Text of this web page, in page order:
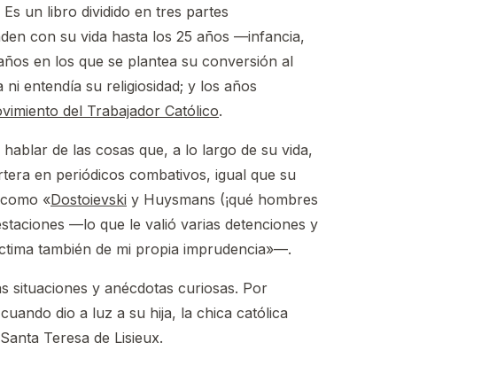
un libro dividido en tres partes
con su vida hasta los 25 años —infancia,
en los que se plantea su conversión al
entendía su religiosidad; y los años
del Trabajador Católico.
de las cosas que, a lo largo de su vida,
en periódicos combativos, igual que su
«Dostoievski y Huysmans (¡qué hombres
—lo que le valió varias detenciones y
también de mi propia imprudencia»—.
situaciones y anécdotas curiosas. Por
dio a luz a su hija, la chica católica
Teresa de Lisieux.